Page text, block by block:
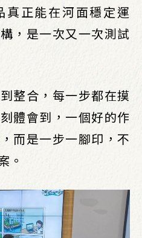
真正能在河面穩定運
，是一次又一次測試
整合，每一步都在摸
體會到，一個好的作
而是一步一腳印，不
。